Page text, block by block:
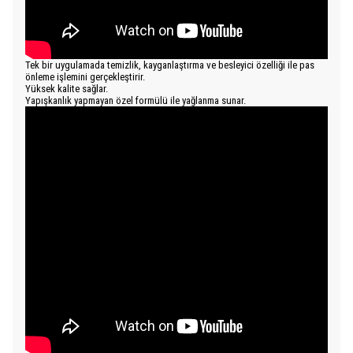
Tek bir uygulamada temizlik, kayganlaştırma ve besleyici özelliği ile pas
önleme işlemini gerçekleştirir.
Yüksek kalite sağlar.
Yapışkanlık yapmayan özel formülü ile yağlanma sunar.